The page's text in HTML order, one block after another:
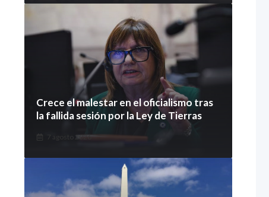
Crece el malestar en el oficialismo tras
la fallida sesión por la Ley de Tierras
7 agosto 2026